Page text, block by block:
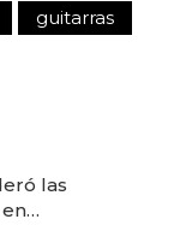
guitarras
las